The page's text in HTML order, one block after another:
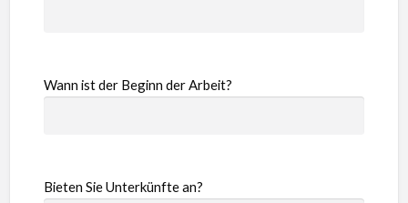
Wann ist der Beginn der Arbeit?
Bieten Sie Unterkünfte an?